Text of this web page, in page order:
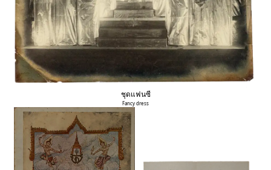
ชุดแฟนซี
Fancy dress